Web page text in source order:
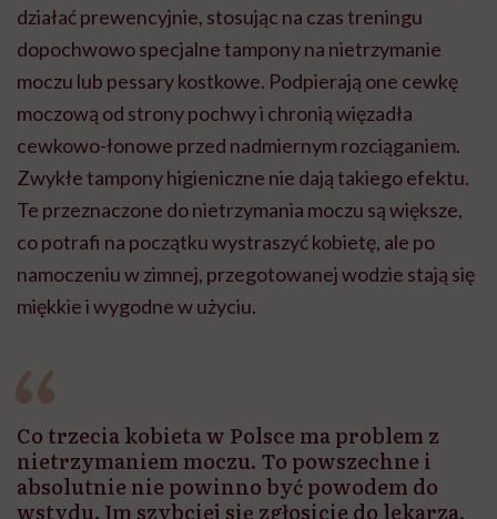
działać prewencyjnie, stosując na czas treningu
dopochwowo specjalne tampony na nietrzymanie
moczu lub pessary kostkowe. Podpierają one cewkę
moczową od strony pochwy i chronią więzadła
cewkowo-łonowe przed nadmiernym rozciąganiem.
Zwykłe tampony higieniczne nie dają takiego efektu.
Te przeznaczone do nietrzymania moczu są większe,
co potrafi na początku wystraszyć kobietę, ale po
namoczeniu w zimnej, przegotowanej wodzie stają się
miękkie i wygodne w użyciu.
Co trzecia kobieta w Polsce ma problem z
nietrzymaniem moczu. To powszechne i
absolutnie nie powinno być powodem do
wstydu. Im szybciej się zgłosicie do lekarza,